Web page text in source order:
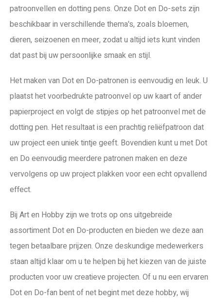
patroonvellen en dotting pens. Onze Dot en Do-sets zijn
beschikbaar in verschillende thema's, zoals bloemen,
dieren, seizoenen en meer, zodat u altijd iets kunt vinden
dat past bij uw persoonlijke smaak en stijl.
Het maken van Dot en Do-patronen is eenvoudig en leuk. U
plaatst het voorbedrukte patroonvel op uw kaart of ander
papierproject en volgt de stipjes op het patroonvel met de
dotting pen. Het resultaat is een prachtig reliëfpatroon dat
uw project een uniek tintje geeft. Bovendien kunt u met Dot
en Do eenvoudig meerdere patronen maken en deze
vervolgens op uw project plakken voor een echt opvallend
effect.
Bij Art en Hobby zijn we trots op ons uitgebreide
assortiment Dot en Do-producten en bieden we deze aan
tegen betaalbare prijzen. Onze deskundige medewerkers
staan altijd klaar om u te helpen bij het kiezen van de juiste
producten voor uw creatieve projecten. Of u nu een ervaren
Dot en Do-fan bent of net begint met deze hobby, wij